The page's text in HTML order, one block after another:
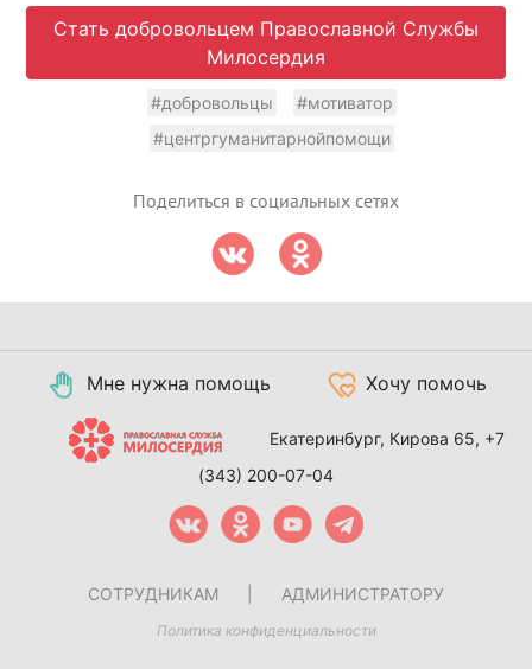
Стать добровольцем Православной Службы
Милосердия
#добровольцы
#мотиватор
#центргуманитарнойпомощи
Поделиться в социальных сетях
Мне нужна помощь Хочу помочь
Екатеринбург, Кирова 65, +7
(343) 200-07-04
СОТРУДНИКАМ АДМИНИСТРАТОРУ
Политика конфиденциальности